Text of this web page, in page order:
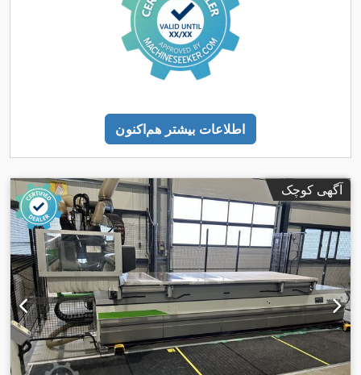
اطلاعات بیشتر هم‌اکنون
آگهی کوچک